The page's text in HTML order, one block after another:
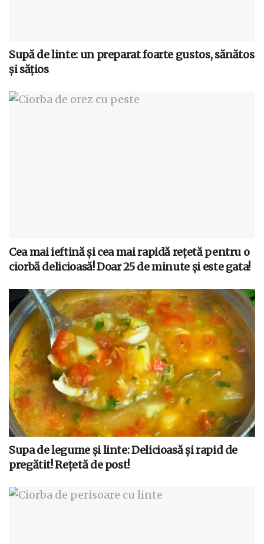
Supă de linte: un preparat foarte gustos, sănătos
și sățios
Cea mai ieftină și cea mai rapidă rețetă pentru o
ciorbă delicioasă! Doar 25 de minute și este gata!
Supa de legume și linte: Delicioasă și rapid de
pregătit! Rețetă de post!